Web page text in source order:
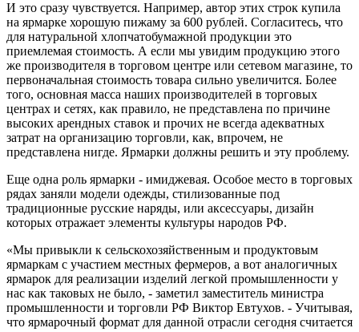
И это сразу чувствуется. Например, автор этих строк купила
на ярмарке хорошую пижаму за 600 рублей. Согласитесь, что
для натуральной хлопчатобумажной продукции это
приемлемая стоимость. А если мы увидим продукцию этого
же производителя в торговом центре или сетевом магазине, то
первоначальная стоимость товара сильно увеличится. Более
того, основная масса наших производителей в торговых
центрах и сетях, как правило, не представлена по причине
высоких арендных ставок и прочих не всегда адекватных
затрат на организацию торговли, как, впрочем, не
представлена нигде. Ярмарки должны решить и эту проблему.
Еще одна роль ярмарки - имиджевая. Особое место в торговых
рядах заняли модели одежды, стилизованные под
традиционные русские наряды, или аксессуары, дизайн
которых отражает элементы культуры народов РФ.
«Мы привыкли к сельскохозяйственным и продуктовым
ярмаркам с участием местных фермеров, а вот аналогичных
ярмарок для реализации изделий легкой промышленности у
нас как таковых не было, - заметил заместитель министра
промышленности и торговли РФ Виктор Евтухов. - Учитывая,
что ярмарочный формат для данной отрасли сегодня считается